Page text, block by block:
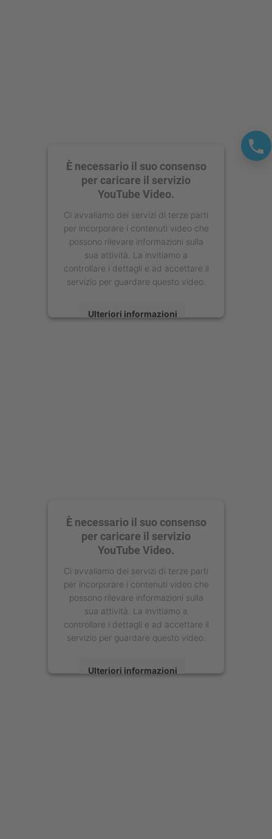
È necessario il suo consenso
per caricare il servizio
YouTube Video.
Ci avvaliamo dei servizi di terze parti
per incorporare i contenuti video che
possono rilevare informazioni sulla
sua attività. La invitiamo a
controllare i dettagli e ad accettare il
servizio per guardare questo video.
Ulteriori informazioni
È necessario il suo consenso
per caricare il servizio
YouTube Video.
Ci avvaliamo dei servizi di terze parti
per incorporare i contenuti video che
possono rilevare informazioni sulla
sua attività. La invitiamo a
controllare i dettagli e ad accettare il
servizio per guardare questo video.
Ulteriori informazioni